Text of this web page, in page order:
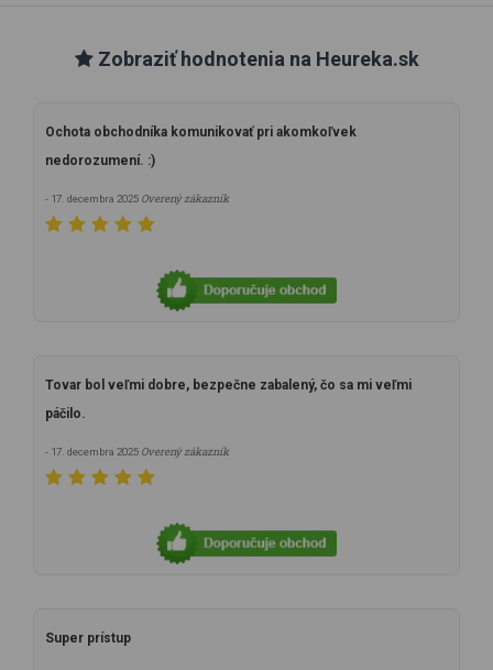
Zobraziť hodnotenia na Heureka.sk
Ochota obchodníka komunikovať pri akomkoľvek
nedorozumení. :)
- 17. decembra 2025 Overený zákazník
Tovar bol veľmi dobre, bezpečne zabalený, čo sa mi veľmi
páčilo.
- 17. decembra 2025 Overený zákazník
Super prístup